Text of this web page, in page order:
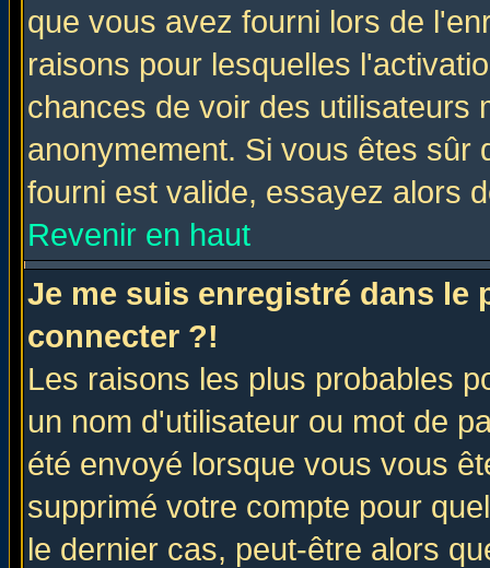
que vous avez fourni lors de
raisons pour lesquelles
chances de voir des utilisateurs
anonymement. Si vous êtes sûr
fourni est valide, essayez alors
Revenir en haut
Je me suis enregistré dans le
connecter ?!
Les raisons les plus probables
un nom d'utilisateur ou mot de
été envoyé lorsque vous vous
supprimé votre compte pour
le dernier cas, peut-être alors